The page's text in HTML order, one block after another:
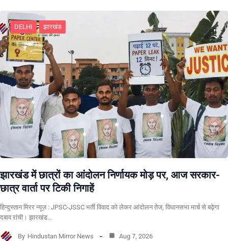
DELHI झारखंड
झारखंड में छात्रों का आंदोलन निर्णायक मोड़ पर, आज सरकार-
छात्र वार्ता पर टिकी निगाहें
हिन्दुस्तान मिरर न्यूज़ : JPSC-JSSC भर्ती विवाद को लेकर आंदोलन तेज, विधानसभा मार्च से बढ़ेगा
दबाव रांची। झारखंड…
By Hindustan Mirror News Aug 7, 2026